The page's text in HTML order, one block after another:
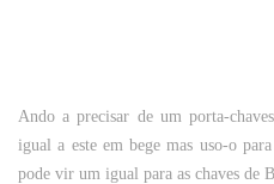
Ando a precisar de um porta-
igual a este em bege mas uso-o
pode vir um igual para as chaves de